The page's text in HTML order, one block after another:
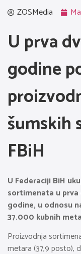
ZOSMedia
U prva
godine
šumskih
FBiH
U Federaciji BiH
sortimenata u
godine, u odnosu
37.000 kubnih
Proizvodnja
metara (37,9 posto),